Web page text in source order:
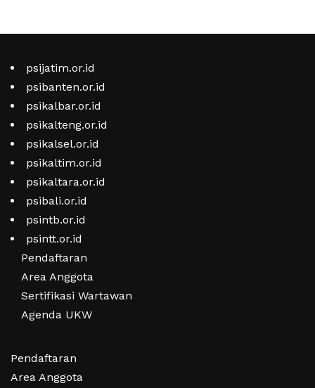
psijatim.or.id
psibanten.or.id
psikalbar.or.id
psikalteng.or.id
psikalsel.or.id
psikaltim.or.id
psikaltara.or.id
psibali.or.id
psintb.or.id
psintt.or.id
Pendaftaran
Area Anggota
Sertifikasi Wartawan
Agenda UKW
Pendaftaran
Area Anggota